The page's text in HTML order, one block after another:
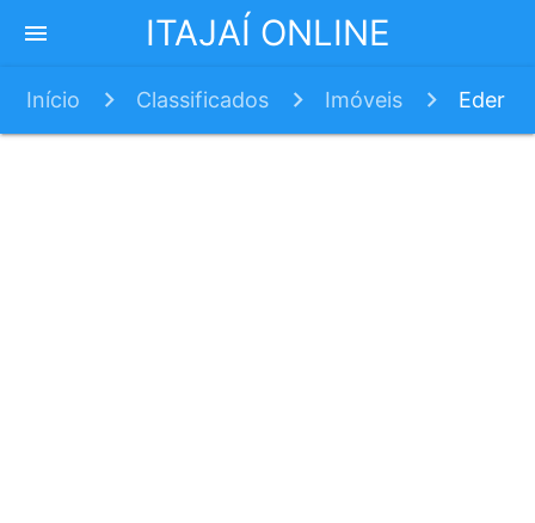
ITAJAÍ ONLINE
menu
Início Classificados Imóveis Eder